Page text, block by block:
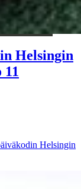
Helsingin
11
Helsingin